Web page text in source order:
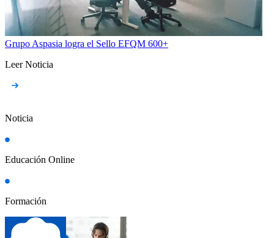
Grupo Aspasia logra el Sello EFQM 600+
Leer Noticia
Noticia
Educación Online
Formación